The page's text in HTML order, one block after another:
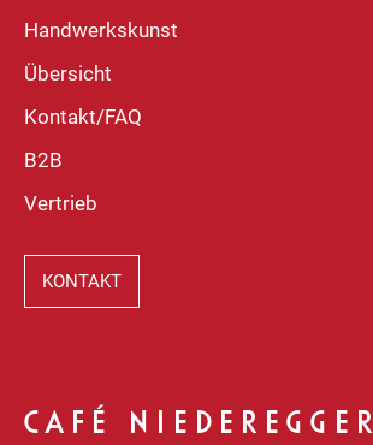
Handwerkskunst
Übersicht
Kontakt/FAQ
B2B
Vertrieb
KONTAKT
CAFÉ NIEDEREGGER